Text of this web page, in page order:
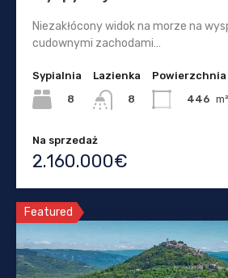
Niezakłócony widok na morze na
cudownymi zachodami…
Sypialnia
8
Lazienka
8
Powierzchnia
446 m²
Na sprzedaż
2.160.000€
Featured